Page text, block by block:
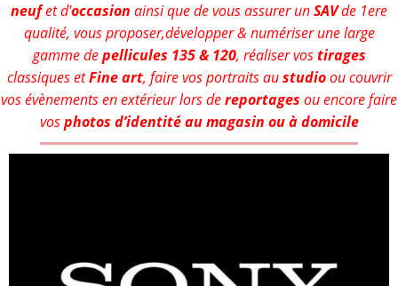
neufet d'occasion ainsi que de vous assurer unSAVde 1ere
qualité, vous proposer,développer & numériser une large
gamme depellicules 135 & 120, réaliser vostirages
classiques etFine art, faire vos portraits austudioou couvrir
vos évènements en extérieur lors dereportages ou encore faire
vosphotos d’identité au magasin ou à domicile